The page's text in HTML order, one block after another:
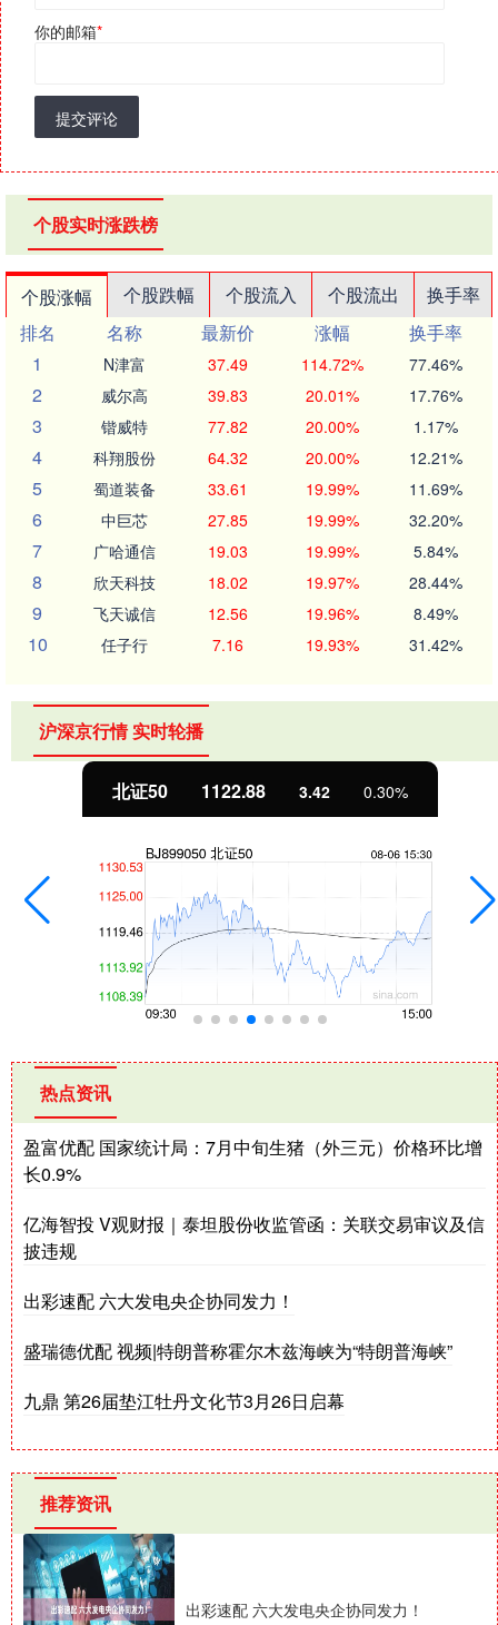
你的邮箱*
提交评论
个股实时涨跌榜
个股涨幅 个股跌幅 个股流入 个股流出
换手率
排名
名称 最新价 涨幅
换手率
1
N津富 37.49 114.72% 77.46%
2 威尔高 39.83 20.01% 17.76%
3 锴威特 77.82 20.00% 1.17%
4 科翔股份 64.32 20.00% 12.21%
5 蜀道装备 33.61 19.99% 11.69%
6 中巨芯 27.85 19.99% 32.20%
7 广哈通信 19.03 19.99% 5.84%
8 欣天科技 18.02 19.97% 28.44%
9 飞天诚信 12.56 19.96% 8.49%
10 任子行 7.16 19.93% 31.42%
沪深京行情 实时轮播
北证50 1122.88 3.42 0.30%
热点资讯
盈富优配 国家统计局：7月中旬生猪（外三元）价格环比增
长0.9%
亿海智投 V观财报｜泰坦股份收监管函：关联交易审议及信
披违规
出彩速配 六大发电央企协同发力！
盛瑞德优配 视频|特朗普称霍尔木兹海峡为“特朗普海峡”
九鼎 第26届垫江牡丹文化节3月26日启幕
推荐资讯
出彩速配 六大发电央企协同发力！